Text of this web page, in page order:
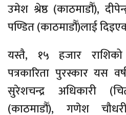
उमेश श्रेष्ठ (काठमाडौँ),
पण्डित (काठमाडौँ)लाई
यस्तै, १५ हजार
पत्रकारिता पुरस्कार यस
सुरेशचन्द्र अधिकारी
(काठमाडौँ), गणेश